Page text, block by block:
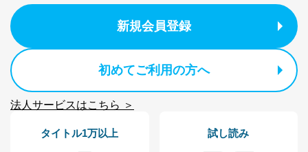
Aサービス利用者
ｅメール等によるカスタマーQ＆A
ため
ｅメール等による商品、サービ
ス、キャンペーン等の広告に関す
るご案内のため
4
採用応募者の方の
採用選考、ご連絡のため
5
当社の従業者の個
人事、総務などの雇用管理等のた
新規会員登録
初めてご利用の方へ
法人サービスはこちら ＞
タイトル1万以上 試し読み